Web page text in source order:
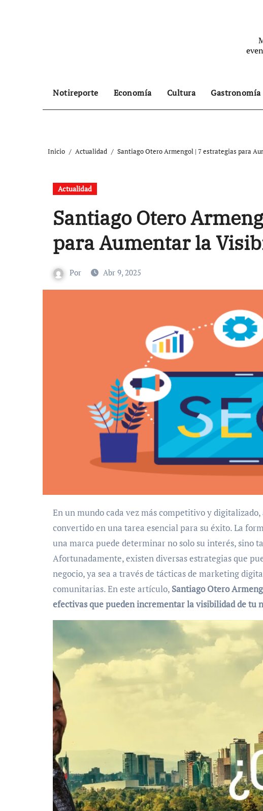
Notireporte Economía Cultura Gastronomía
Inicio Actualidad Santiago Otero Armengol | 7 estrategias para
Actualidad
Santiago Otero
para Aumentar la
Por Abr 9, 2025
En un mundo cada vez más competitivo y digitalizado, aumentar la visibilidad de un negocio se ha
convertido en una tarea esencial para su éxito. La
una marca puede determinar no solo su interés, sino
Afortunadamente, existen diversas estrategias que
negocio, ya sea a través de tácticas de marketing
comunitarias. En este artículo, Santiago Otero
efectivas que pueden incrementar la visibilidad de tu